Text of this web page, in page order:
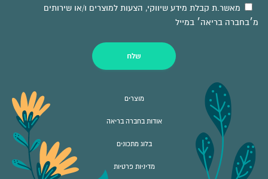
מאשר.ת קבלת מידע שיווקי, הצעות למוצרים ו/או שירותים
מ׳בחברה בריאה׳ במייל
שלח
מוצרים
אודות בחברה בריאה
בלוג מתכונים
מדיניות פרטיות